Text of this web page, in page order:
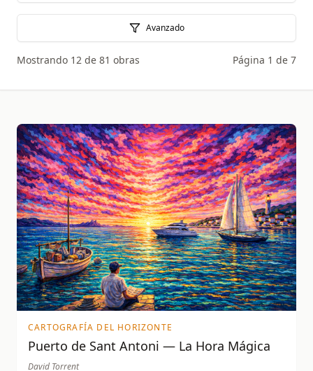
Avanzado
Mostrando 12 de 81 obras Página 1 de 7
CARTOGRAFÍA DEL HORIZONTE
Puerto de Sant Antoni — La Hora Mágica
David Torrent